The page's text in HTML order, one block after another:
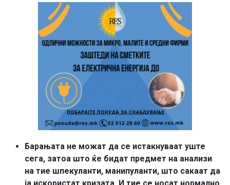
Барањата не можат да се истакнуваат уште
сега, затоа што ќе бидат предмет на анализи
на тие шпекуланти, манипуланти, што сакаат да